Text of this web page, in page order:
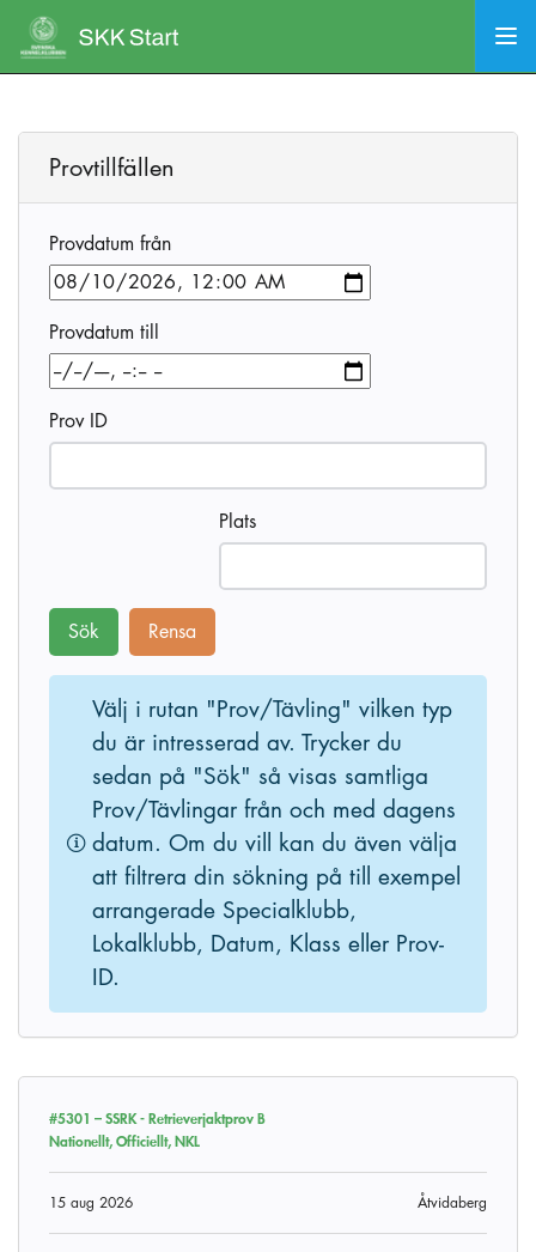
Provtillfällen
Provdatum från
Provdatum till
Prov ID
Plats
Sök Rensa
Välj i rutan "Prov/Tävling" vilken typ
du är intresserad av. Trycker du
sedan på "Sök" så visas samtliga
Prov/Tävlingar från och med dagens
datum. Om du vill kan du även välja
att filtrera din sökning på till exempel
arrangerade Specialklubb,
Lokalklubb, Datum, Klass eller Prov-
ID.
#5301 –SSRK - Retrieverjaktprov B
Nationellt, Officiellt, NKL
15 aug 2026 Åtvidaberg